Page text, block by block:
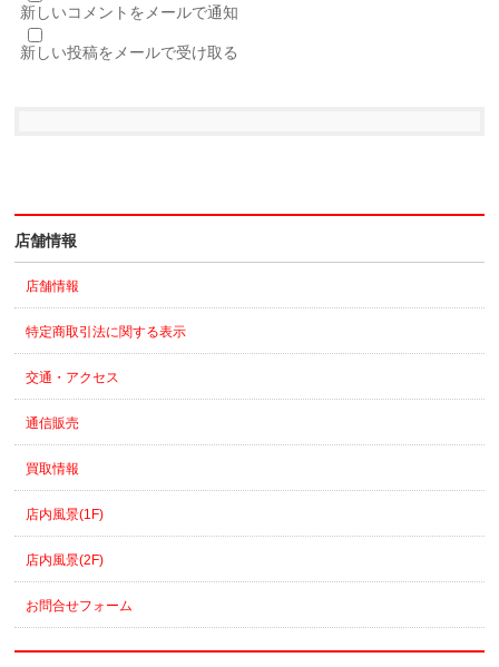
新しいコメントをメールで通知
新しい投稿をメールで受け取る
店舗情報
店舗情報
特定商取引法に関する表示
交通・アクセス
通信販売
買取情報
店内風景(1F)
店内風景(2F)
お問合せフォーム